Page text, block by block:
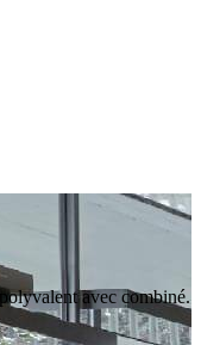
avec combiné.